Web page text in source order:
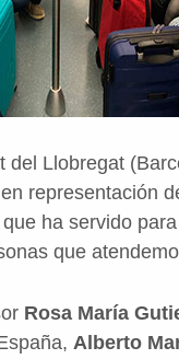
del Llobregat
representación
ha servido
que
Rosa María
Alberto